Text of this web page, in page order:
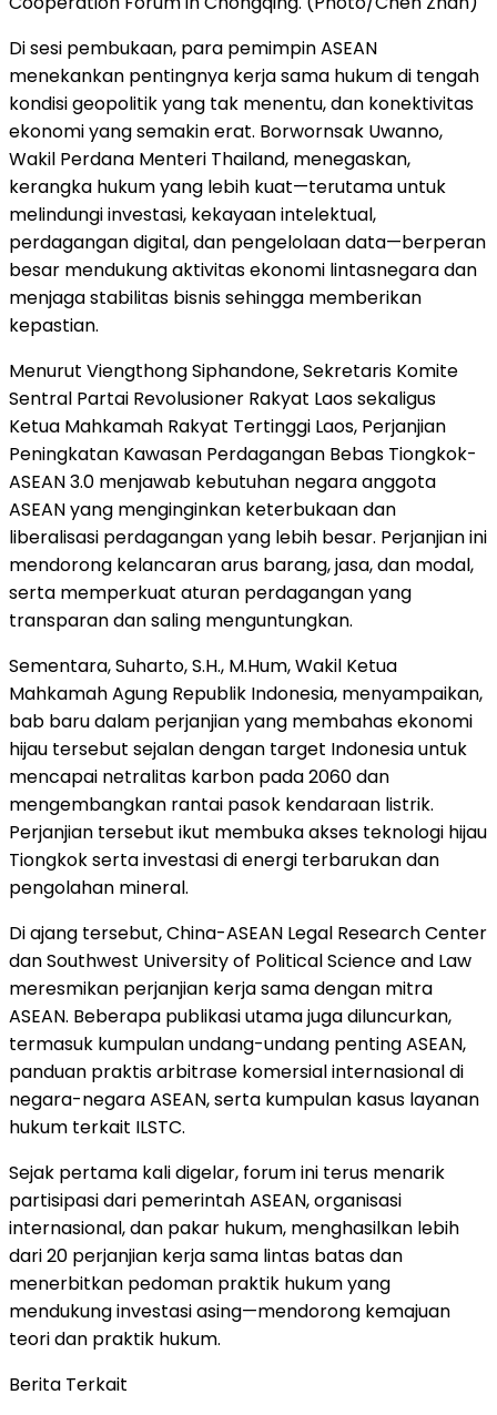
Di sesi pembukaan, para pemimpin ASEAN
menekankan pentingnya kerja sama hukum di tengah
kondisi geopolitik yang tak menentu, dan konektivitas
ekonomi yang semakin erat. Borwornsak Uwanno,
Wakil Perdana Menteri Thailand, menegaskan,
kerangka hukum yang lebih kuat—terutama untuk
melindungi investasi, kekayaan intelektual,
perdagangan digital, dan pengelolaan data—berperan
besar mendukung aktivitas ekonomi lintasnegara dan
menjaga stabilitas bisnis sehingga memberikan
kepastian.
Menurut Viengthong Siphandone, Sekretaris Komite
Sentral Partai Revolusioner Rakyat Laos sekaligus
Ketua Mahkamah Rakyat Tertinggi Laos, Perjanjian
Peningkatan Kawasan Perdagangan Bebas Tiongkok-
ASEAN 3.0 menjawab kebutuhan negara anggota
ASEAN yang menginginkan keterbukaan dan
liberalisasi perdagangan yang lebih besar. Perjanjian ini
mendorong kelancaran arus barang, jasa, dan modal,
serta memperkuat aturan perdagangan yang
transparan dan saling menguntungkan.
Sementara, Suharto, S.H., M.Hum, Wakil Ketua
Mahkamah Agung Republik Indonesia, menyampaikan,
bab baru dalam perjanjian yang membahas ekonomi
hijau tersebut sejalan dengan target Indonesiauntuk
mencapai netralitas karbon pada 2060 dan
mengembangkan rantai pasok kendaraan listrik.
Perjanjian tersebut ikut membuka akses teknologi hijau
Tiongkok serta investasi di energi terbarukan dan
pengolahan mineral.
Di ajang tersebut, China-ASEAN Legal Research Center
dan Southwest University of Political Science and Law
meresmikan perjanjian kerja sama dengan mitra
ASEAN. Beberapa publikasi utama juga diluncurkan,
termasuk kumpulan undang-undang penting ASEAN,
panduan praktis arbitrase komersial internasional di
negara-negara ASEAN, serta kumpulan kasus layanan
hukum terkait ILSTC.
Sejak pertama kali digelar, forum ini terus menarik
partisipasi dari pemerintah ASEAN, organisasi
internasional, dan pakar hukum, menghasilkan lebih
dari 20 perjanjian kerja sama lintas batas dan
menerbitkan pedoman praktik hukum yang
mendukung investasi asing—mendorong kemajuan
teori dan praktik hukum.
Berita Terkait